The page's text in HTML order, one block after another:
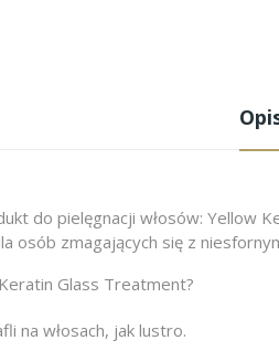
do pielęgnacji włosów: Yellow
osób zmagających się z
Glass Treatment?
na włosach, jak lustro.